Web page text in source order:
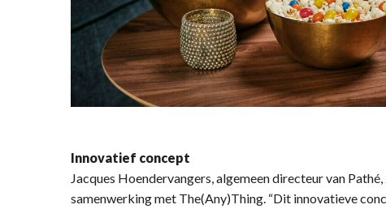
Innovatief concept
Jacques Hoendervangers, algemeen directeur van
samenwerking met The(Any)Thing. “Dit innovatieve